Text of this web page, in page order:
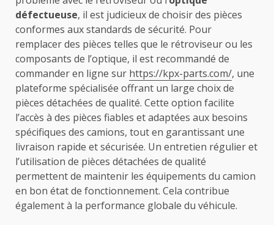
défectueuse, il est judicieux de choisir des pièces
conformes aux standards de sécurité. Pour
remplacer des pièces telles que le rétroviseur ou les
composants de l’optique, il est recommandé de
commander en ligne sur https://kpx-parts.com/, une
plateforme spécialisée offrant un large choix de
pièces détachées de qualité. Cette option facilite
l’accès à des pièces fiables et adaptées aux besoins
spécifiques des camions, tout en garantissant une
livraison rapide et sécurisée. Un entretien régulier et
l’utilisation de pièces détachées de qualité
permettent de maintenir les équipements du camion
en bon état de fonctionnement. Cela contribue
également à la performance globale du véhicule.